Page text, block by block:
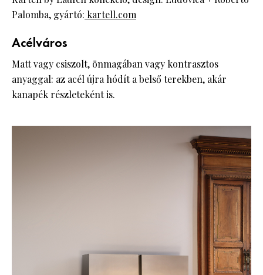
Palomba, gyártó: kartell.com
Acélváros
Matt vagy csiszolt, önmagában vagy kontrasztos
anyaggal: az acél újra hódít a belső terekben, akár
kanapék részleteként is.